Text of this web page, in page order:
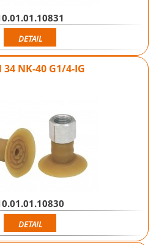
DETAIL
34 NK-40 G1/4-IG
DETAIL